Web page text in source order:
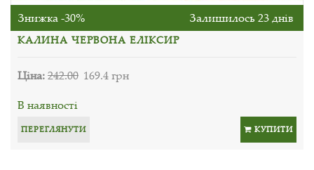
Знижка -30% Залишилось 23 днів
КАЛИНА ЧЕРВОНА ЕЛІКСИР
Ціна:242.00 169.4 грн
В наявності
ПЕРЕГЛЯНУТИ КУПИТИ